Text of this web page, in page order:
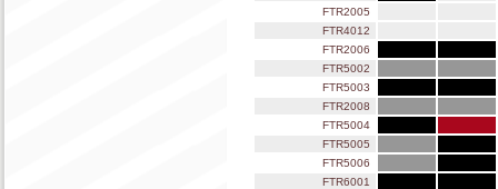
FTR2005
FTR4012
FTR2006
FTR5002
FTR5003
FTR2008
FTR5004
FTR5005
FTR5006
FTR6001